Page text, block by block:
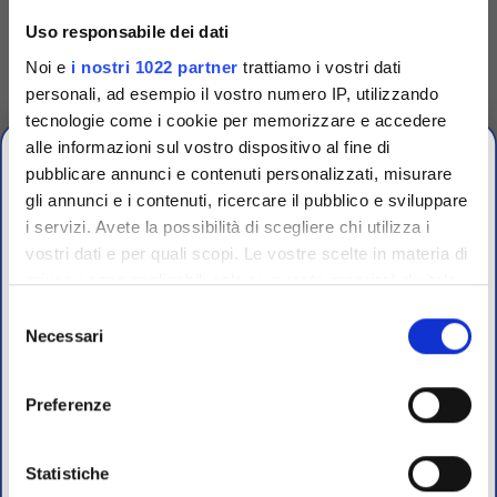
Uso responsabile dei dati
Noi e i nostri 1022 partner trattiamo i vostri dati
personali, ad esempio il vostro numero IP, utilizzando
tecnologie come i cookie per memorizzare e accedere
alle informazioni sul vostro dispositivo al fine di
pubblicare annunci e contenuti personalizzati, misurare
gli annunci e i contenuti, ricercare il pubblico e sviluppare
i servizi. Avete la possibilità di scegliere chi utilizza i
vostri dati e per quali scopi. Le vostre scelte in materia di
privacy sono applicabili solo su questa proprietà digitale
modificare o revocare il proprio consenso in qualsiasi
momento dalla Dichiarazione sui cookie o facendo clic
raccogliere informazioni sulla tua posizione
delNecessari
Preferenze
Statistiche
Lettore di piastre a 96 pozzetti
per test ELISA. Filtri 405, 450,
492 e 630 nm
Accedi
Per visualizzare
prezzi e schede tecniche
Accedi Per visualizzare
prezzi e schede tecniche
OFFERTE PROMO
Scopri le migliori offerte del momento su molti dei